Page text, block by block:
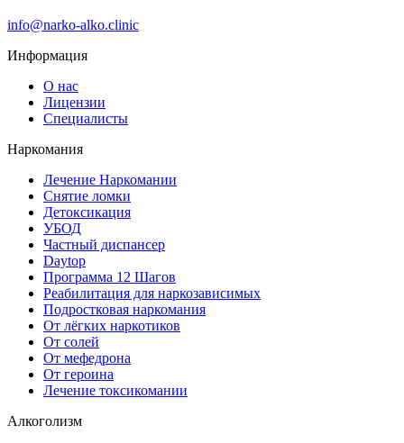
info@narko-alko.clinic
Информация
О нас
Лицензии
Специалисты
Наркомания
Лечение Наркомании
Снятие ломки
Детоксикация
УБОД
Частный диспансер
Daytop
Программа 12 Шагов
Реабилитация для наркозависимых
Подростковая наркомания
От лёгких наркотиков
От солей
От мефедрона
От героина
Лечение токсикомании
Алкоголизм